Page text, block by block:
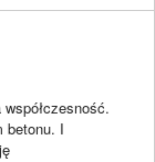
betonu. I